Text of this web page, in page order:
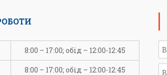
8:00 – 17:00; обід – 12:00-12:45
8:00 – 17:00; обід – 12:00-12:45